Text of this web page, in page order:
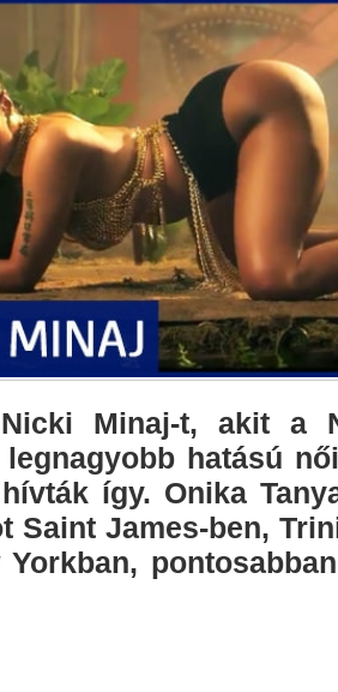
Minaj-t, akit a
hatású
így. Onika
Saint James-ben,
Yorkban,